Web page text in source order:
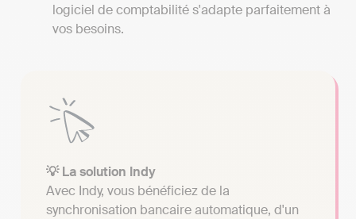
logiciel de comptabilité s'adapte parfaitement à
vos besoins.
💡 La solution Indy
Avec Indy, vous bénéficiez de la
synchronisation bancaire automatique, d'un